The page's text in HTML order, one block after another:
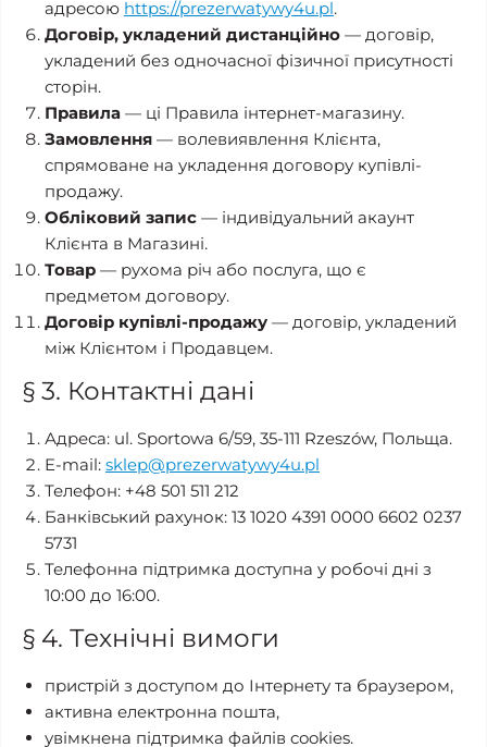
адресою https://prezerwatywy4u.pl.
Договір, укладений дистанційно — договір,
укладений без одночасної фізичної присутності
сторін.
Правила — ці Правила інтернет-магазину.
Замовлення — волевиявлення Клієнта,
спрямоване на укладення договору купівлі-
продажу.
Обліковий запис — індивідуальний акаунт
Клієнта в Магазині.
Товар — рухома річ або послуга, що є
предметом договору.
Договір купівлі-продажу — договір, укладений
між Клієнтом і Продавцем.
§ 3. Контактні дані
Адреса: ul. Sportowa 6/59, 35-111 Rzeszów, Польща.
E-mail: sklep@prezerwatywy4u.pl
Телефон: +48 501 511 212
Банківський рахунок: 13 1020 4391 0000 6602 0237
5731
Телефонна підтримка доступна у робочі дні з
10:00 до 16:00.
§ 4. Технічні вимоги
пристрій з доступом до Інтернету та браузером,
активна електронна пошта,
увімкнена підтримка файлів cookies.